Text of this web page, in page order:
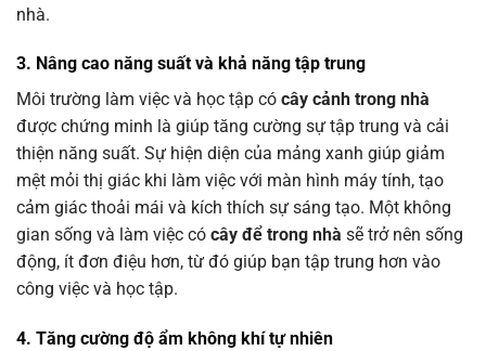
nhà.
3. Nâng cao năng suất và khả năng tập trung
Môi trường làm việc và học tập có cây cảnh trong nhà
được chứng minh là giúp tăng cường sự tập trung và cải
thiện năng suất. Sự hiện diện của mảng xanh giúp giảm
mệt mỏi thị giác khi làm việc với màn hình máy tính, tạo
cảm giác thoải mái và kích thích sự sáng tạo. Một không
gian sống và làm việc có cây để trong nhà sẽ trở nên sống
động, ít đơn điệu hơn, từ đó giúp bạn tập trung hơn vào
công việc và học tập.
4. Tăng cường độ ẩm không khí tự nhiên